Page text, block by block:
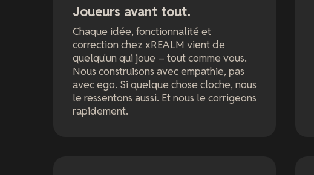
Joueurs avant tout.
Chaque idée, fonctionnalité et
correction chez xREALM vient de
quelqu'un qui joue – tout comme vous.
Nous construisons avec empathie, pas
avec ego. Si quelque chose cloche, nous
le ressentons aussi. Et nous le corrigeons
rapidement.